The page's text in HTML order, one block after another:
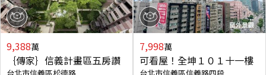
9,388萬
｛傳家｝信義計畫區五房讚
7,998萬
可看屋！全坤１０１十一樓